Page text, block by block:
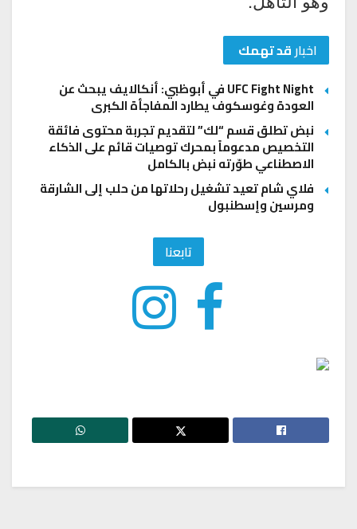
اخبارقد تهمك
UFC Fight Night في أبوظبي: أنكالايف يبحث عن
العودة وغوسكوف يطارد المفاجأة الكبرى
نبض تطلق قسم “لك” لتقديم تجربة محتوى فائقة
التخصيص مدعوماً بمحرك توصيات قائم على الذكاء
الاصطناعي طوّرته نبض بالكامل
فلاي شام تعيد تشغيل رحلاتها من حلب إلى الشارقة
ومرسين وإسطنبول
تابعنا